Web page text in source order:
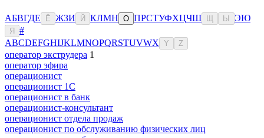
АБВГДЕ Ё ЖЗИ Й КЛМН О ПРСТУФХЦЧШ Ы ЭЮ
Я
#
ABCDEFGHIJKLMNOPQRSTUVWX Y Z
оператор экструдера 1
оператор эфира
операционист
операционист 1С
операционист в банк
операционист-консультант
операционист отдела продаж
операционист по обслуживанию физических лиц